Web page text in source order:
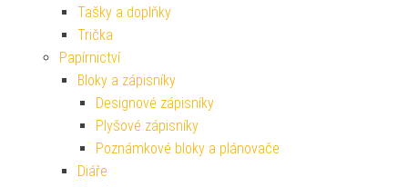
Tašky a doplňky
Trička
Papírnictví
Bloky a zápisníky
Designové zápisníky
Plyšové zápisníky
Poznámkové bloky a plánovače
Diáře